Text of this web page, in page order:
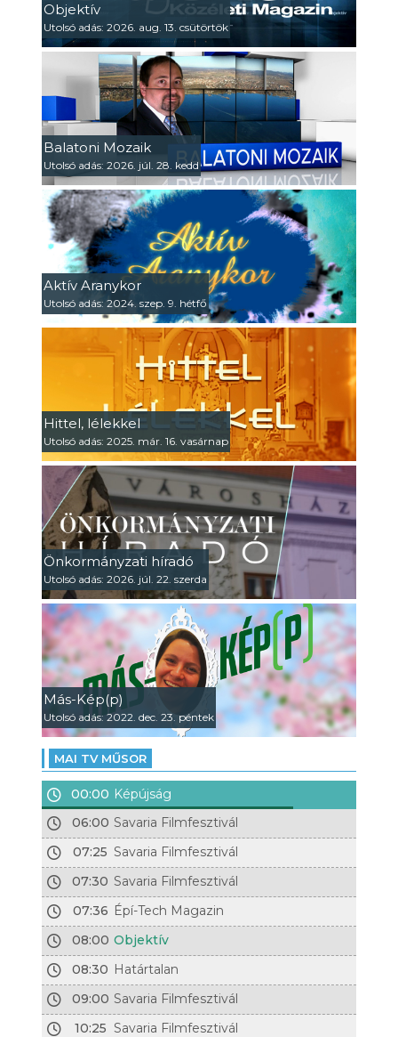
Objektív
Utolsó adás: 2026. aug. 13. csütörtök
Balatoni Mozaik
Utolsó adás: 2026. júl. 28. kedd
Aktív Aranykor
Utolsó adás: 2024. szep. 9. hétfő
Hittel, lélekkel
Utolsó adás: 2025. már. 16. vasárnap
Önkormányzati híradó
Utolsó adás: 2026. júl. 22. szerda
Más-Kép(p)
Utolsó adás: 2022. dec. 23. péntek
MAI TV MŰSOR
00:00 Képújság
06:00 Savaria Filmfesztivál
07:25 Savaria Filmfesztivál
07:30 Savaria Filmfesztivál
07:36 Épí-Tech Magazin
08:00 Objektív
08:30 Határtalan
09:00 Savaria Filmfesztivál
10:25 Savaria Filmfesztivál